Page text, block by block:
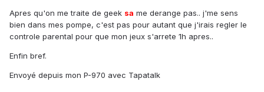
Apres qu'on me traite de geek sa me derange pas.. j'me sens
bien dans mes pompe, c'est pas pour autant que j'irais regler le
controle parental pour que mon jeux s'arrete 1h apres..
Enfin bref.
Envoyé depuis mon P-970 avec Tapatalk